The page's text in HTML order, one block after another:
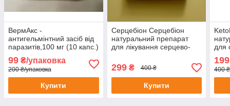
ВермАкс -
антигельмінтний засіб від
паразитів,100 мг (10 капс.)
99 ₴/упаковка
200 ₴/упаковка
Купити
Серцебіон Серцебіон
натуральний препарат
для лікування серцево-
капс
299₴ 400 ₴
Купити
для
199
400